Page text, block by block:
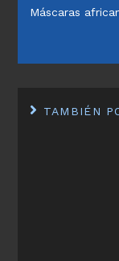
ARTÍCULOS
Máscaras
TAMBIÉN